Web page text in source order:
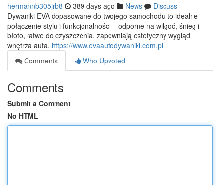
hermannb305jrb8 389 days ago News
Discuss
Dywaniki EVA dopasowane do twojego samochodu to idealne
połączenie stylu i funkcjonalności – odporne na wilgoć, śnieg i
błoto, łatwe do czyszczenia, zapewniają estetyczny wygląd
wnętrza auta. https://www.evaautodywaniki.com.pl
Comments
Who Upvoted
Comments
Submit a Comment
No HTML